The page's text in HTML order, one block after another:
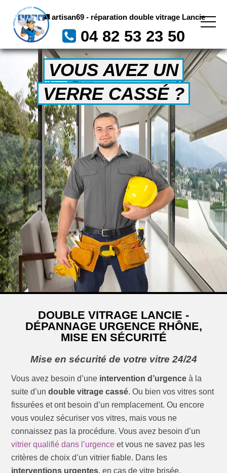
artisan69 - réparation double vitrage Lancie
04 82 53 23 50
VOUS AVEZ UN
VERRE CASSÉ ?
DOUBLE VITRAGE LANCIE -
DÉPANNAGE URGENCE RHÔNE,
MISE EN SÉCURITÉ
Mise en sécurité de votre vitre 24/24
Vous avez besoin d’une intervention d’urgence à la
suite d’undouble vitrage cassé. Ou bien vos vitres sont
fissurées et ont besoin d’un remplacement. Ou encore
vous voulez sécuriser vos vitres, mais vous ne
connaissez pas la procédure. Vous avez besoin d’un
vitrier qualifié dans l’urgence et vous ne savez pas les
critères de choix d’un vitrier fiable. Dans les
interventions urgentes, en cas de vitre brisée,